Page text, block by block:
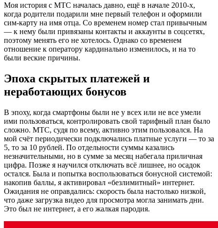
Моя история с МТС началась давно, ещё в начале 2010-х,
когда родители подарили мне первый телефон и оформили
сим-карту на имя отца. Со временем номер стал привычным
— к нему были привязаны контакты и аккаунты в соцсетях,
поэтому менять его не хотелось. Однако со временем
отношение к оператору кардинально изменилось, и на то
были веские причины.
Эпоха скрытых платежей и
неработающих бонусов
В эпоху, когда смартфоны были не у всех или не все умели
ими пользоваться, контролировать свой тарифный план было
сложно. МТС, судя по всему, активно этим пользовался. На
мой счёт периодически подключались платные услуги — то за
5, то за 10 рублей. По отдельности суммы казались
незначительными, но в сумме за месяц набегала приличная
цифра. Позже я научился отключать всё лишнее, но осадок
остался. Была и попытка воспользоваться бонусной системой:
накопив баллы, я активировал «безлимитный» интернет.
Ожидания не оправдались: скорость была настолько низкой,
что даже загрузка видео для просмотра могла занимать дни.
Это был не интернет, а его жалкая пародия.